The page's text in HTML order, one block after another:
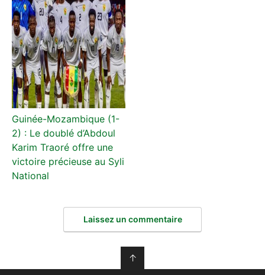
Guinée-Mozambique (1-
2) : Le doublé d’Abdoul
Karim Traoré offre une
victoire précieuse au Syli
National
Laissez un commentaire
↑